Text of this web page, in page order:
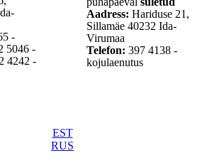
-
5046 -
4242 -
Aadress: Hariduse 21,
Sillamäe 40232 Ida-
Virumaa
Telefon: 397 4138 -
kojulaenutus
EST
RUS